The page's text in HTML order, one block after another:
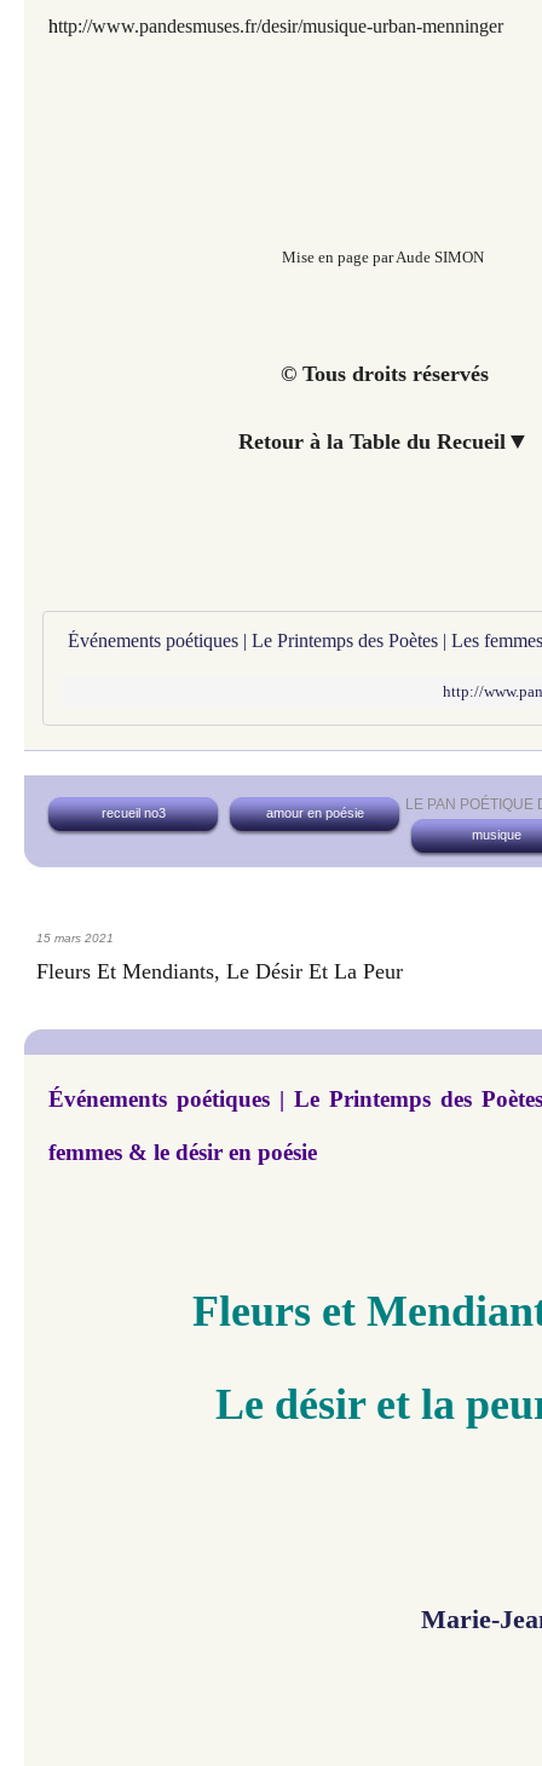
http://www.pandesmuses.fr/desir/musique-urban-menninger
Mise en page par Aude SIMON
© Tous droits réservés
Retour à la Table du Recueil ▼
http://
LE PAN
recueil no3
amour en poésie
musique
15 mars 2021
Fleurs Et Mendiants, Le Désir Et La Peur
Événements poétiques | Le Printemps des
femmes & le désir en poésie
Fleurs et
Le désir et la
Marie-